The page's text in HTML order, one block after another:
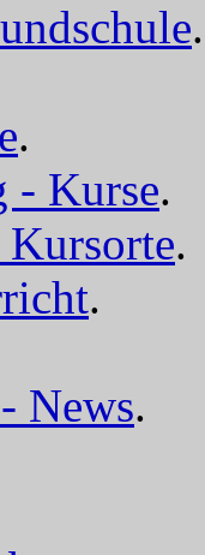
.
.
- Kurse.
Kursorte.
.
News.